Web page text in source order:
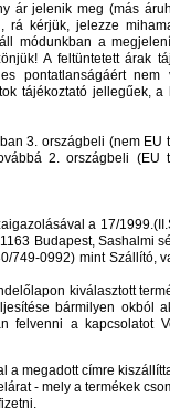
ár jelenik meg (más
rá kérjük, jelezze
módunkban a
A feltüntetett árak
pontatlanságáért nem
tájékoztató jellegűek, a
3. országbeli (nem EU
2. országbeli (EU
a 17/
Budapest, Sashalmi
749-0992) mint Szállító,
kiválasztott
bármilyen okból
felvenni a kapcsolatot
a megadott címre
- mely a termékek